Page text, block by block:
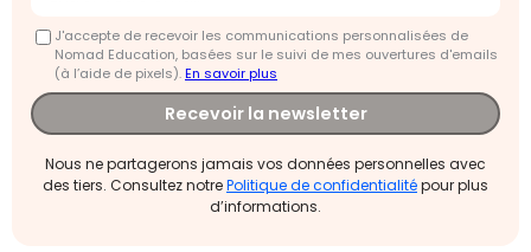
J'accepte de recevoir les communications personnalisées de
Nomad Education, basées sur le suivi de mes ouvertures d'emails
(à l’aide de pixels).En savoir plus
Recevoir la newsletter
Nous ne partagerons jamais vos données personnelles avec
des tiers. Consultez notrePolitique de confidentialitépour plus
d’informations.